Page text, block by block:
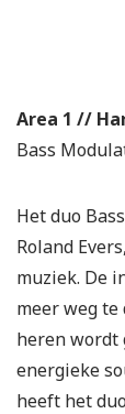
Area 1 //
Bass
Het duo
Roland
muziek. De
meer weg te
heren wordt
energieke
heeft het